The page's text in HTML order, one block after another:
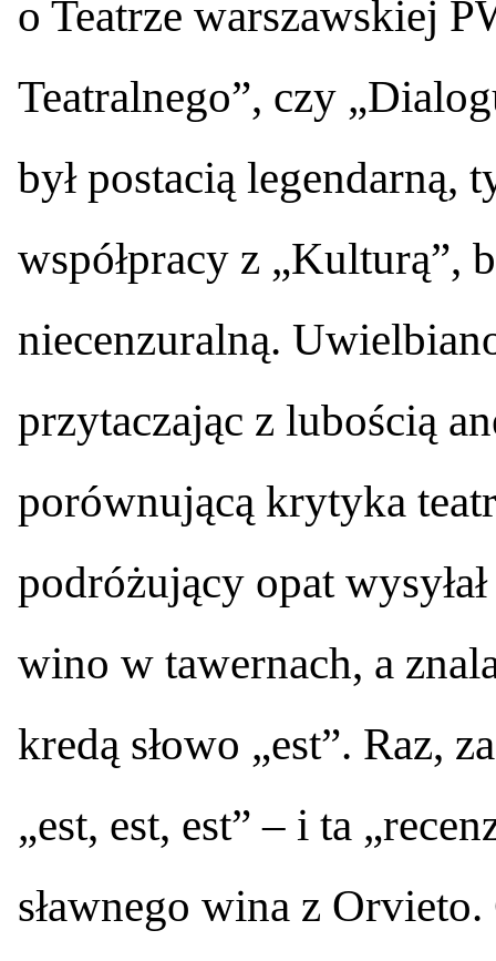
o Teatrze warszawskiej
Teatralnego”, czy
był postacią legendarną,
współpracy z „Kulturą”,
niecenzuralną.
przytaczając z lubością
porównującą krytyka
podróżujący opat
wino w tawernach, a
kredą słowo „est”. Raz,
„est, est, est” – i ta
sławnego wina z